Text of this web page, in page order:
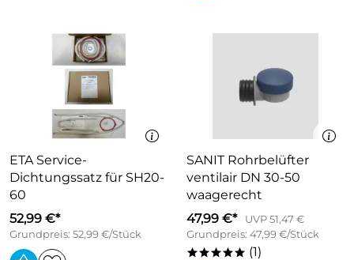
ETA Service-
Dichtungssatz für SH20-
60
52,99 €*
Grundpreis: 52,99 €/Stück
SANIT Rohrbelüfter
ventilair DN 30-50
waagerecht
47,99 €*
UVP 51,47 €
Grundpreis: 47,99 €/Stück
***** (1)